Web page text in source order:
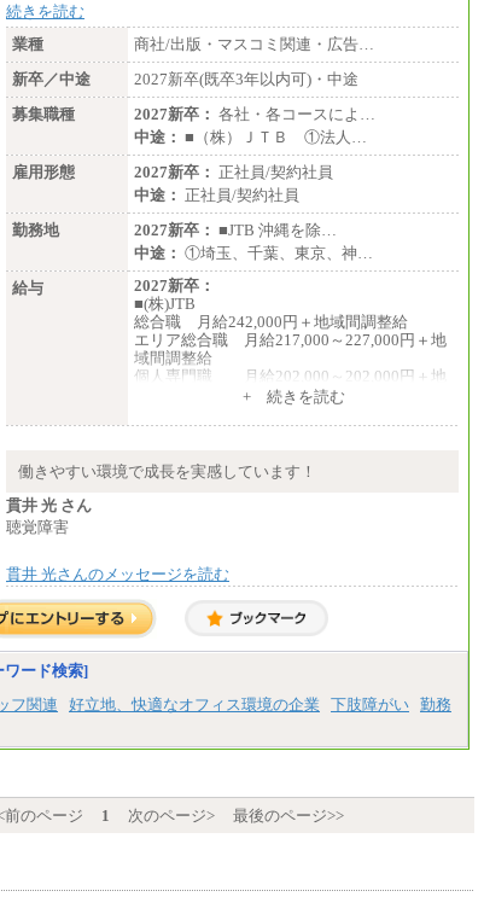
続きを読む
業種
商社/出版・マスコミ関連・広告…
新卒／中途
2027新卒(既卒3年以内可)・中途
募集職種
2027新卒： 各社・各コースによ…
中途： ■（株）ＪＴＢ ①法人…
雇用形態
2027新卒： 正社員/契約社員
中途： 正社員/契約社員
勤務地
2027新卒： ■JTB 沖縄を除…
中途： ①埼玉、千葉、東京、神…
給与
2027新卒：
■(株)JTB
総合職 月給242,000円＋地域間調整給
エリア総合職 月給217,000～227,000円＋地
域間調整給
個人専門職 月給202,000～202,000円＋地
※詳細はJTBキャリアサイトよりご確認くだ
さい。
■(株)JTB商事
総合職 月給208,000～235,000円
■(株)JTBパブリッシング ※2027年新卒募集
終了
総合職 月給271,000円
整給
エリア総合職 月給206,000円～214,000＋地
※詳細はJTBキャリアサイトよりご確認くだ
■(株)JTBコミュニケーションデザイン
総合職 月給230,000円
+ 続きを読む
働きやすい環境で成長を実感しています！
貫井 光 さん
聴覚障害
貫井 光さんのメッセージを読む
ワード検索]
フ関連 好立地、快適なオフィス環境の企業 下肢障がい 勤務
前のページ 1 次のページ> 最後のページ>>